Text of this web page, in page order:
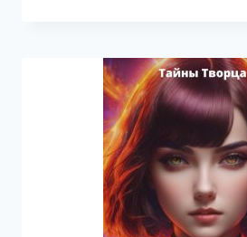
—
ВАДИМ
ФАРГ